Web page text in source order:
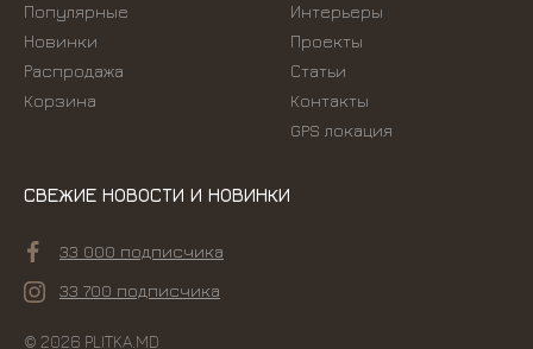
Популярные
Новинки
Распродажа
Корзина
Интерьеры
Проекты
Статьи
Контакты
GPS локация
СВЕЖИЕ НОВОСТИ И НОВИНКИ
33 000 подписчика
33 700 подписчика
© 2026 PLITKA.MD